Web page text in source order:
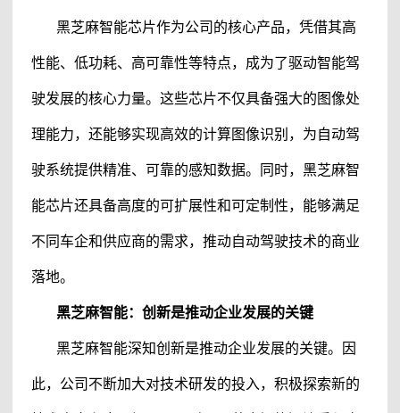
黑芝麻智能芯片作为公司的核心产品，凭借其高
性能、低功耗、高可靠性等特点，成为了驱动智能驾
驶发展的核心力量。这些芯片不仅具备强大的图像处
理能力，还能够实现高效的计算图像识别，为自动驾
驶系统提供精准、可靠的感知数据。同时， 黑芝麻智
能芯片还具备高度的可扩展性和可定制性，能够满足
不同车企和供应商的需求，推动自动驾驶技术的商业
落地。
黑芝麻智能： 创新是推动企业发展的关键
黑芝麻智能深知创新是推动企业发展的关键。因
此，公司不断加大对技术研发的投入，积极探索新的